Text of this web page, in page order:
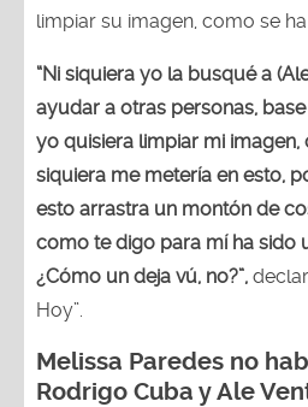
limpiar su imagen, como se
“Ni siquiera yo la busqué a
ayudar a otras personas,
yo quisiera limpiar mi imagen,
siquiera me metería en esto,
esto arrastra un montón de
como te digo para mí ha sido
¿Cómo un deja vú, no?”,
Hoy”.
Melissa Paredes no
Rodrigo Cuba y Ale